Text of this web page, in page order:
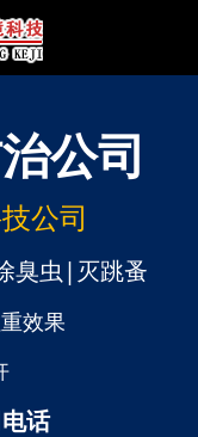
公司
公司
臭虫|灭跳蚤
效果
话